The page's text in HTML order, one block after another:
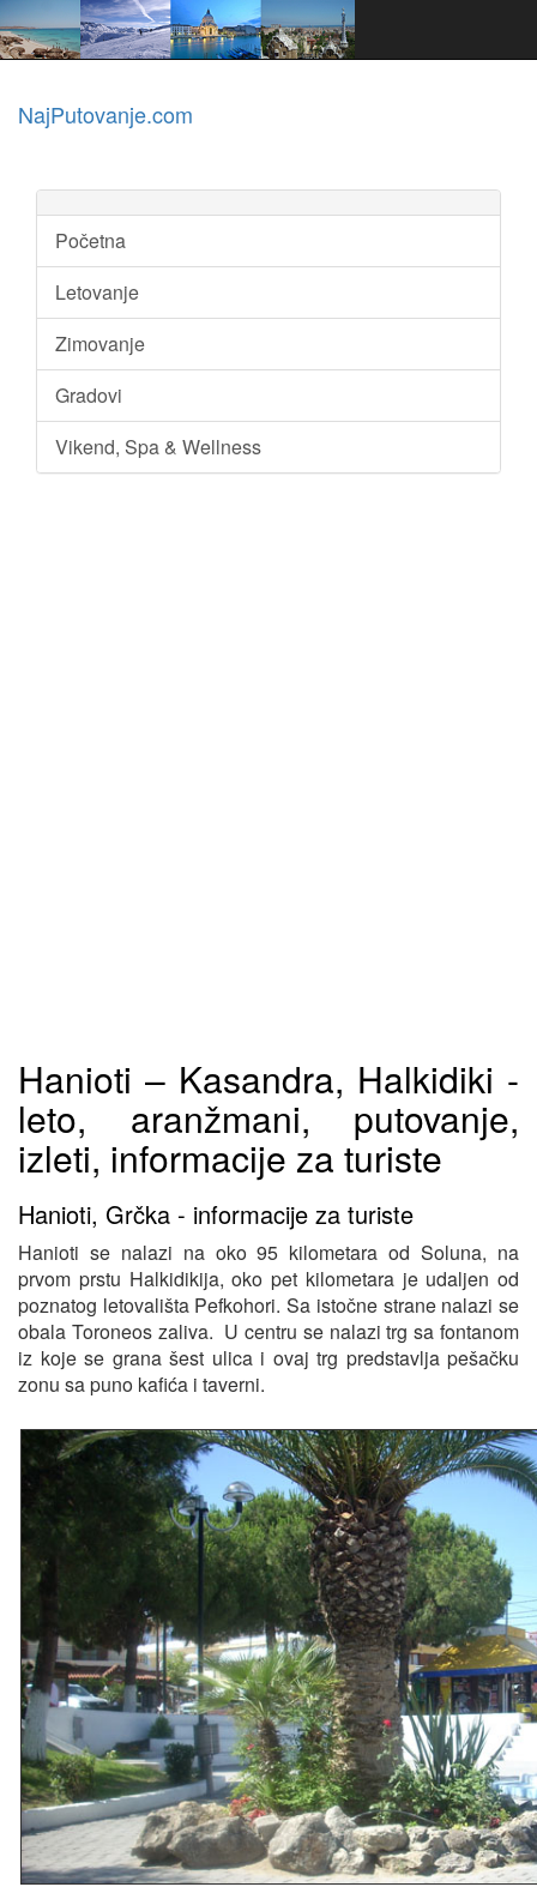
NajPutovanje.com
Početna
Letovanje
Zimovanje
Gradovi
Vikend, Spa & Wellness
Hanioti – Kasandra, Halkidiki -
leto, aranžmani, putovanje,
izleti, informacije za turiste
Hanioti, Grčka - informacije za turiste
Hanioti se nalazi na oko 95 kilometara od Soluna, na
prvom prstu Halkidikija, oko pet kilometara je udaljen od
poznatog letovališta Pefkohori. Sa istočne strane nalazi se
obala Toroneos zaliva. U centru se nalazi trg sa fontanom
iz koje se grana šest ulica i ovaj trg predstavlja pešačku
zonu sa puno kafića i taverni.